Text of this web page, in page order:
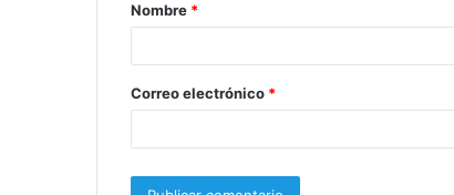
r
*
Nombre *
Correo electrónico *